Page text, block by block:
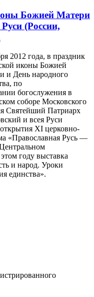
Божией Матери
(России,
2012 года, в праздник
иконы Божией
и День народного
по
богослужения в
соборе Московского
Святейший Патриарх
и всея Руси
XI церковно-
«Православная Русь —
году выставка
и народ. Уроки
единства».